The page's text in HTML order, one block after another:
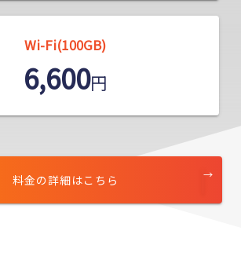
Wi-Fi(100GB)
6,600円
料金の詳細はこちら